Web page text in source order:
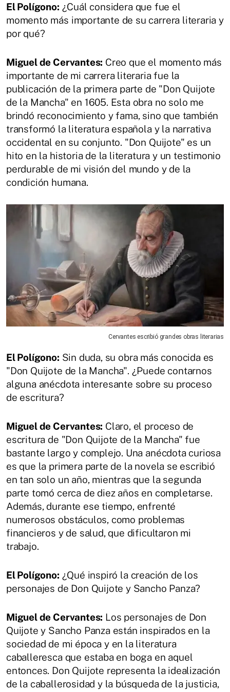
El Polígono: ¿Cuál considera que fue el
momento más importante de su carrera literaria y
por qué?
Miguel de Cervantes: Creo que el momento más
importante de mi carrera literaria fue la
publicación de la primera parte de "Don Quijote
de la Mancha" en 1605. Esta obra no solo me
brindó reconocimiento y fama, sino que también
transformó la literatura española y la narrativa
occidental en su conjunto. "Don Quijote" es un
hito en la historia de la literatura y un testimonio
perdurable de mi visión del mundo y de la
condición humana.
Cervantes escribió grandes obras literarias
El Polígono: Sin duda, su obra más conocida es
"Don Quijote de la Mancha". ¿Puede contarnos
alguna anécdota interesante sobre su proceso
de escritura?
Miguel de Cervantes: Claro, el proceso de
escritura de "Don Quijote de la Mancha" fue
bastante largo y complejo. Una anécdota curiosa
es que la primera parte de la novela se escribió
en tan solo un año, mientras que la segunda
parte tomó cerca de diez años en completarse.
Además, durante ese tiempo, enfrenté
numerosos obstáculos, como problemas
financieros y de salud, que dificultaron mi
trabajo.
El Polígono: ¿Qué inspiró la creación de los
personajes de Don Quijote y Sancho Panza?
Miguel de Cervantes: Los personajes de Don
Quijote y Sancho Panza están inspirados en la
sociedad de mi época y en la literatura
caballeresca que estaba en boga en aquel
entonces. Don Quijote representa la idealización
de la caballerosidad y la búsqueda de la justicia,